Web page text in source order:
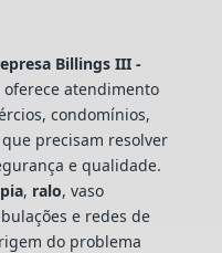
Billings III -
atendimento
condomínios,
precisam resolver
e qualidade.
pia, ralo, vaso
e redes de
do problema